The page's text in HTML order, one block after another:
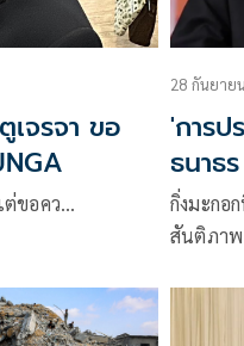
จรจา ขอ
ต่ขอคว…
28 กันยาย
'การ
ธนาธ
กิ่งมะกอ
สันติภาพ
ถ้อยคำ